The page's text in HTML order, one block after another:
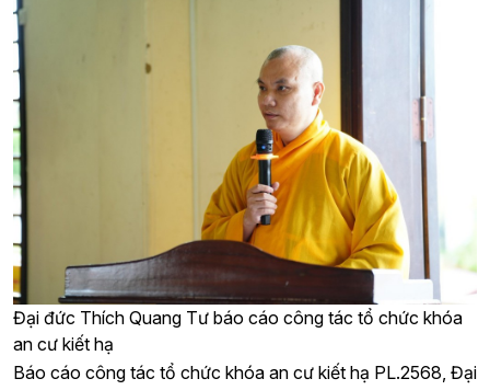
Đại đức Thích Quang Tư báo cáo công tác tổ chức khóa
an cư kiết hạ
Báo cáo công tác tổ chức khóa an cư kiết hạ PL.2568, Đại